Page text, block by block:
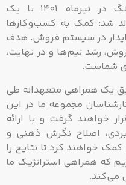
مجموعه سلز کوچینگ در تیرماه ۱۴۰۱ با یک
شد: کمک به کسب‌وکارها
در سیستم فروش. هدف
رشد تیم‌ها و در نهایت،
شماست.
یک همراهی متعهدانه طی
مجموعه ما در این
خواهند گرفت و با ارائه
اصلاح نگرش ذهنی و
خواهند کرد تا نتایج را
که همراهی استراتژیک ما
می‌کند.